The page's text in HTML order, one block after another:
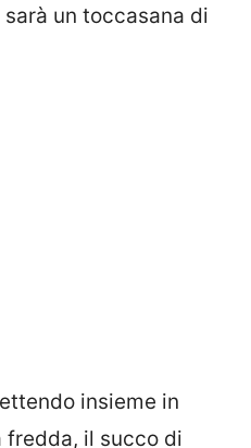
un toccasana di
insieme in
fredda, il succo di